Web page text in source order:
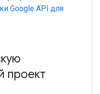
Google API для
проект